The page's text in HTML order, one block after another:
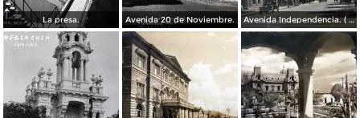
La presa. Avenida 20 de Noviembre. Avenida Independencia. ( Circulada el 12 de Abril de 1929 ).